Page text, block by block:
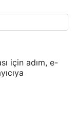
için adım, e-